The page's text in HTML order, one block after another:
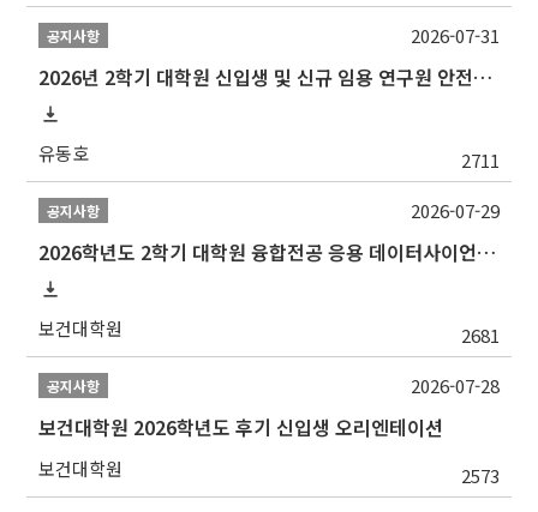
공지사항
2026년 2학기 대학원 신입생 및 신규 임용 연구원 안전환경교육(신규교육) 실시 안내
유동호 2711
2026-07-31
공지사항
2026학년도 2학기 대학원 융합전공 응용 데이터사이언스 선발 계획 알림
보건대학원 2681
2026-07-29
공지사항
보건대학원 2026학년도 후기 신입생 오리엔테이션
보건대학원 2573
2026-07-28